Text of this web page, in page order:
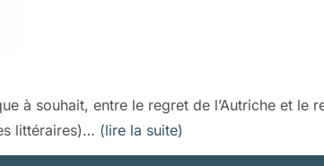
à souhait, entre le regret de l’Autriche et le
littéraires)… (lire la suite)